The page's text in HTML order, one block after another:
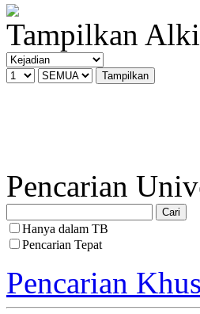
Tampilkan
Pencarian
Hanya dalam TB
Pencarian Tepat
Pencarian